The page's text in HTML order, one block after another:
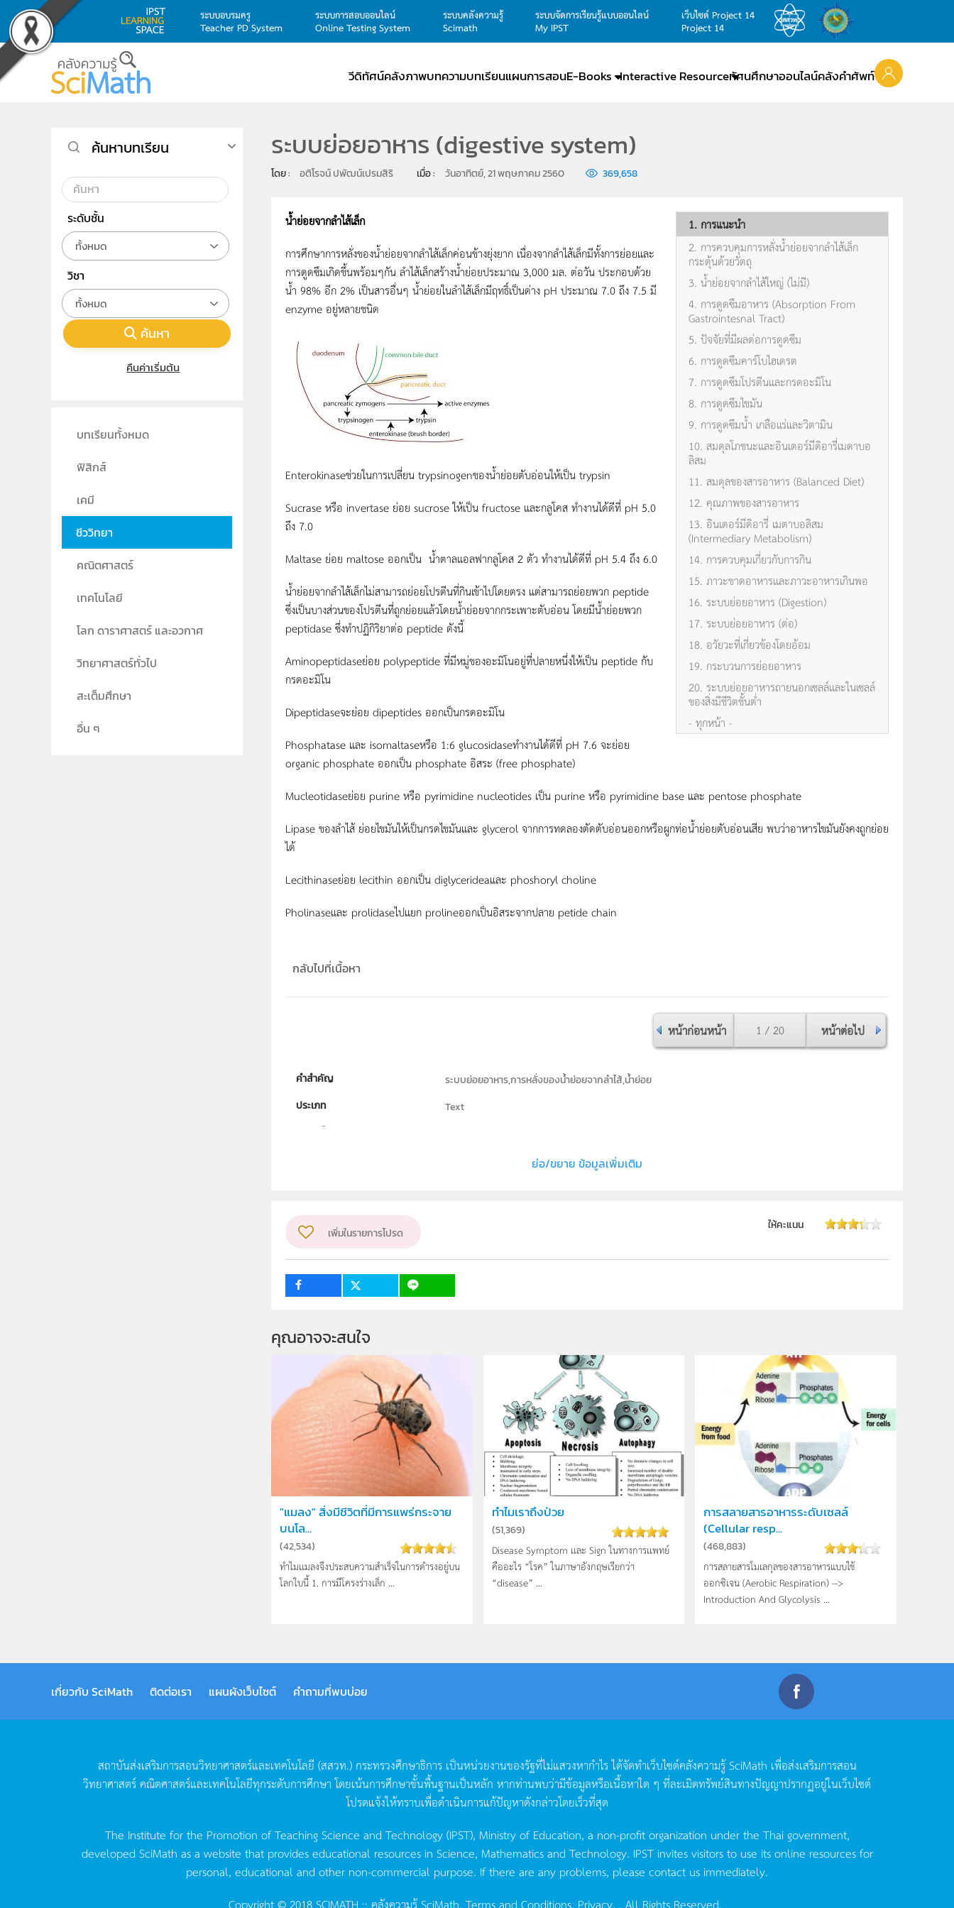
Skip to main content
ระบบอบรมครู
Teacher PD System
ระบบการสอบออนไลน์
Online Testing System
ระบบคลังความรู้
Scimath
ระบบจัดการเรียนรู้แบบออนไลน์
My IPST
เว็บไซต์ Project 14
Project 14
วีดิทัศน์คลังภาพบทความบทเรียนแผนการสอนE-Books Interactive Resourceทัศนศึกษาออนไลน์คลังคำศัพท์
ระบบย่อยอาหาร (digestive system)
โดย : อติโรจน์ ปพัฒน์เปรมสิริ เมื่อ : วันอาทิตย์, 21 พฤษภาคม 2560 369,658
1. การแนะนำ
2. การควบคุมการหลั่งน้ำย่อยจากลำไส้เล็ก
กระตุ้นด้วยวัตถุ
3. น้ำย่อยจากลำไส้ใหญ่ (ไม่มี)
4. การดูดซึมอาหาร (Absorption From
Gastrointesnal Tract)
5. ปัจจัยที่มีผลต่อการดูดซึม
6. การดูดซึมคาร์โบไฮเดรต
7. การดูดซึมโปรตีนและกรดอะมิโน
8. การดูดซึมไขมัน
9. การดูดซึมน้ำ เกลือแร่และวิตามิน
10. สมดุลโภชนะและอินเตอร์มีดิอารี่เมดาบอ
ลิสม
11. สมดุลของสารอาหาร (Balanced Diet)
12. คุณภาพของสารอาหาร
13. อินเตอร์มีดิอารี่ เมตาบอลิสม
(Intermediary Metabolism)
14. การควบคุมเกี่ยวกับการกิน
15. ภาวะขาดอาหารเเละภาวะอาหารเกินพอ
16. ระบบย่อยอาหาร (Digestion)
17. ระบบย่อยอาหาร (ต่อ)
18. อวัยวะที่เกี่ยวข้องโดยอ้อม
19. กระบวนการย่อยอาหาร
20. ระบบย่อยอาหารถายนอกเซลล์เเละในเซลล์
ของสิ่งมีชีวิตชั้นต่ำ
- ทุกหน้า -
น้ำย่อยจากลำไส้เล็ก
การศึกษาการหลั่งของน้ำย่อยจากลำไส้เล็กค่อนข้างยุ่งยาก เนื่องจากลำไส้เล็กมีทั้งการย่อยและ
การดูดซึมเกิดขึ้นพร้อมๆกัน ลำไส้เล็กสร้างน้ำย่อยประมาณ 3,000 มล. ต่อวัน ประกอบด้วย
น้ำ 98% อีก 2% เป็นสารอื่นๆ น้ำย่อยในลำไส้เล็กมีฤทธิ์เป็นด่าง pH ประมาณ 7.0 ถึง 7.5 มี
enzyme อยู่หลายชนิด
Enterokinaseช่วยในการเปลี่ยน trypsinogenของน้ำย่อยตับอ่อนให้เป็น trypsin
Sucrase หรือ invertase ย่อย sucrose ให้เป็น fructose และกลูโคส ทำงานได้ดีที่ pH 5.0
ถึง 7.0
Maltase ย่อย maltose ออกเป็น น้ำตาลแอลฟากลูโคส 2 ตัว ทำงานได้ดีที่ pH 5.4 ถึง 6.0
น้ำย่อยจากลำไส้เล็กไม่สามารถย่อยโปรตีนที่กินเข้าไปโดยตรง แต่สามารถย่อยพวก peptide
ซึ่งเป็นบางส่วนของโปรตีนที่ถูกย่อยแล้วโดยน้ำย่อยจากกระเพาะตับอ่อน โดยมีน้ำย่อยพวก
peptidase ซึ่งทำปฏิกิริยาต่อ peptide ดังนี้
Aminopeptidaseย่อย polypeptide ที่มีหมู่ของอะมิโนอยู่ที่ปลายหนึ่งให้เป็น peptide กับ
กรดอะมิโน
Dipeptidaseจะย่อย dipeptides ออกเป็นกรดอะมิโน
Phosphatase และ isomaltaseหรือ 1:6 glucosidaseทำงานได้ดีที่ pH 7.6 จะย่อย
organic phosphate ออกเป็น phosphate อิสระ (free phosphate)
Mucleotidaseย่อย purine หรือ pyrimidine nucleotides เป็น purine หรือ pyrimidine base และ pentose phosphate
Lipase ของลำไส้ ย่อยไขมันให้เป็นกรดไขมันและ glycerol จากการทดลองตัดตับอ่อนออกหรือผูกท่อน้ำย่อยตับอ่อนเสีย พบว่าอาหารไขมันยังคงถูกย่อย
ได้
Lecithinaseย่อย lecithin ออกเป็น diglycerideaและ phoshoryl choline
Pholinaseและ prolidaseไปแยก prolineออกเป็นอิสระจากปลาย petide chain
กลับไปที่เนื้อหา
หน้าก่อนหน้า 1 / 20 หน้าต่อไป
คำสำคัญ
ระบบย่อยอาหาร,การหลั่งของน้ำย่อยจากลำไส้,น้ำย่อย
ประเภท
Text
อติโรจน์ ปพัฒน์เปรมสิริ
กลุ่มเป้าหมาย
ย่อ/ขยาย ข้อมูลเพิ่มเติม
เพิ่มในรายการโปรด
ให้คะแนน
คุณอาจจะสนใจ
"แมลง" สิ่งมีชีวิตที่มีการแพร่กระจาย
บนโล...
(42,534)
ทำไมเเมลงจึงประสบความสำเร็จในการดำรงอยู่บน
โลกใบนี้ 1. การมีโครงร่างเล็ก ...
ทำไมเราถึงป่วย
(51,369)
Disease Symptom เเละ Sign ในทางการเเพทย์
คืออะไร “โรค” ในภาษาอังกฤษเรียกว่า
“disease” ...
การสลายสารอาหารระดับเซลล์
(Cellular resp...
(468,883)
การสลายสารโมเลกุลของสารอาหารแบบใช้
ออกซิเจน (Aerobic Respiration) -->
Introduction And Glycolysis ...
ค้นหาบทเรียน
ระดับชั้น
ทั้งหมด
วิชา
ทั้งหมด
ค้นหา
คืนค่าเริ่มต้น
บทเรียนทั้งหมด
ฟิสิกส์
เคมี
ชีววิทยา
คณิตศาสตร์
เทคโนโลยี
โลก ดาราศาสตร์ และอวกาศ
วิทยาศาสตร์ทั่วไป
สะเต็มศึกษา
อื่น ๆ
เกี่ยวกับ SciMath ติดต่อเรา แผนผังเว็บไซต์ คำถามที่พบบ่อย
สถาบันส่งเสริมการสอนวิทยาศาสตร์และเทคโนโลยี (สสวท.) กระทรวงศึกษาธิการ เป็นหน่วยงานของรัฐที่ไม่แสวงหากำไรได้จัดทำเว็บไซต์คลังความรู้SciMath เพื่อส่งเสริมการสอน
วิทยาศาสตร์คณิตศาสตร์และเทคโนโลยีทุกระดับการศึกษา โดยเน้นการศึกษาขั้นพื้นฐานเป็นหลัก หากท่านพบว่ามีข้อมูลหรือเนื้อหาใด ๆ ที่ละเมิดทรัพย์สินทางปัญญาปรากฏอยู่ในเว็บไซต์
โปรดแจ้งให้ทราบเพื่อดำเนินการแก้ปัญหาดังกล่าวโดยเร็วที่สุด
The Institute for the Promotion of Teaching Science and Technology (IPST), Ministry of Education, a non-profit organization under the Thai government,
developed SciMath as a website that provides educational resources in Science, Mathematics and Technology. IPST invites visitors to use its online resources for
personal, educational and other non-commercial purpose. If there are any problems, please contact us immediately.
Copyright © 2018 SCIMATH :: คลังความรู้ SciMath.Terms and Conditions. Privacy. , All Rights Reserved.